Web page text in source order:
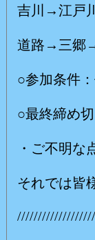
吉川→江戸
道路→三郷→
○参加条件
○最終締め
・ご不明な
それでは皆